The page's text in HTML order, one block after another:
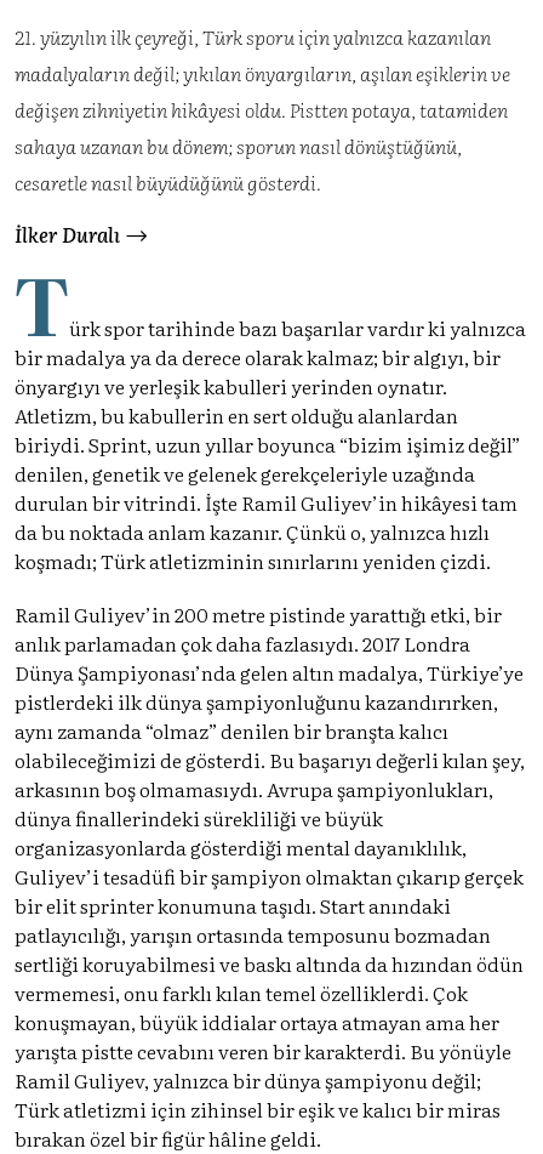
21. yüzyılın ilk çeyreği, Türk sporu için yalnızca kazanılan
madalyaların değil; yıkılan önyargıların, aşılan eşiklerin ve
değişen zihniyetin hikâyesi oldu. Pistten potaya, tatamiden
sahaya uzanan bu dönem; sporun nasıl dönüştüğünü,
cesaretle nasıl büyüdüğünü gösterdi.
İlker Duralı
Türk spor tarihinde bazı başarılar vardır ki yalnızca
bir madalya ya da derece olarak kalmaz; bir algıyı, bir
önyargıyı ve yerleşik kabulleri yerinden oynatır.
Atletizm, bu kabullerin en sert olduğu alanlardan
biriydi. Sprint, uzun yıllar boyunca “bizim işimiz değil”
denilen, genetik ve gelenek gerekçeleriyle uzağında
durulan bir vitrindi. İşte Ramil Guliyev’in hikâyesi tam
da bu noktada anlam kazanır. Çünkü o, yalnızca hızlı
koşmadı; Türk atletizminin sınırlarını yeniden çizdi.
Ramil Guliyev’in 200 metre pistinde yarattığı etki, bir
anlık parlamadan çok daha fazlasıydı. 2017 Londra
Dünya Şampiyonası’nda gelen altın madalya, Türkiye’ye
pistlerdeki ilk dünya şampiyonluğunu kazandırırken,
aynı zamanda “olmaz” denilen bir branşta kalıcı
olabileceğimizi de gösterdi. Bu başarıyı değerli kılan şey,
arkasının boş olmamasıydı. Avrupa şampiyonlukları,
dünya finallerindeki sürekliliği ve büyük
organizasyonlarda gösterdiği mental dayanıklılık,
Guliyev’i tesadüfi bir şampiyon olmaktan çıkarıp gerçek
bir elit sprinter konumuna taşıdı. Start anındaki
patlayıcılığı, yarışın ortasında temposunu bozmadan
sertliği koruyabilmesi ve baskı altında da hızından ödün
vermemesi, onu farklı kılan temel özelliklerdi. Çok
konuşmayan, büyük iddialar ortaya atmayan ama her
yarışta pistte cevabını veren bir karakterdi. Bu yönüyle
Ramil Guliyev, yalnızca bir dünya şampiyonu değil;
Türk atletizmi için zihinsel bir eşik ve kalıcı bir miras
bırakan özel bir figür hâline geldi.